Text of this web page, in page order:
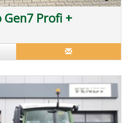
Gen7 Profi +